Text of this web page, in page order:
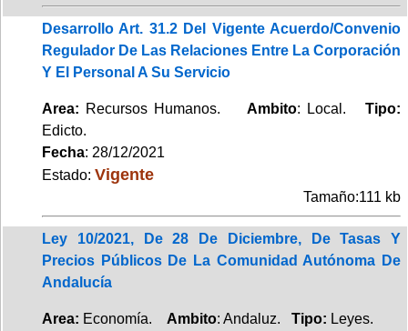
Desarrollo Art. 31.2 Del Vigente Acuerdo/Convenio
Regulador De Las Relaciones Entre La Corporación
Y El Personal A Su Servicio
Area: Recursos Humanos. Ambito: Local.Tipo:
Edicto.
Fecha: 28/12/2021
Estado: Vigente
Tamaño:111 kb
Ley 10/2021, De 28 De Diciembre, De Tasas Y
Precios Públicos De La Comunidad Autónoma De
Andalucía
Area: Economía. Ambito: Andaluz. Tipo: Leyes.